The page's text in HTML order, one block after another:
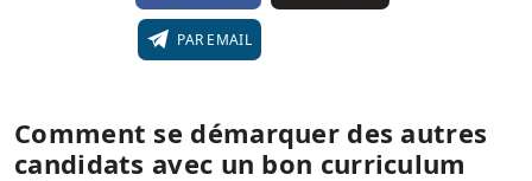
PAR EMAIL
Comment se démarquer des autres
candidats avec un bon curriculum